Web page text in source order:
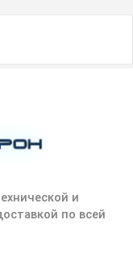
и
по всей